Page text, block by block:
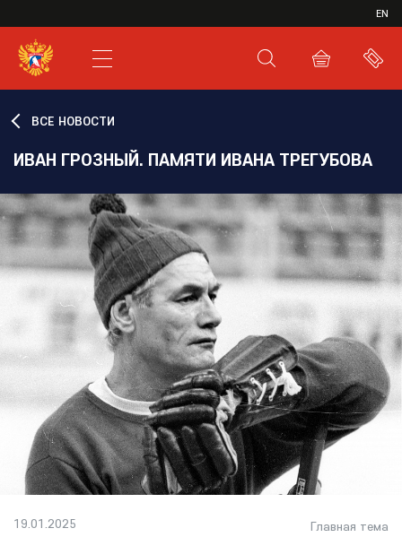
EN
XHL.RU
ВКС
ВСЕ НОВОСТИ
ИВАН ГРОЗНЫЙ. ПАМЯТИ ИВАНА ТРЕГУБОВА
19.01.2025 Главная тема